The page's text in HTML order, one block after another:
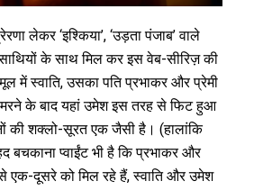
लेकर ‘इश्किया’, ‘उड़ता पंजाब’ वाले
के साथ मिल कर इस वेब-सीरिज़ की
में स्वाति, उसका पति प्रभाकर और प्रेमी
के बाद यहां उमेश इस तरह से फिट हुआ
की शक्लो-सूरत एक जैसी है। (हालांकि
बचकाना प्वाईंट भी है कि प्रभाकर और
दूसरे को मिल रहे हैं, स्वाति और उमेश